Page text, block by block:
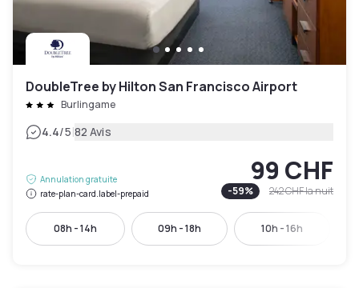
DoubleTree by Hilton San Francisco Airport
Burlingame
4.4/5|82 Avis
Annulation gratuite
rate-plan-card.label-prepaid
99 CHF
-59% 242 CHFla nuit
08h - 14h 09h - 18h 10h - 16h